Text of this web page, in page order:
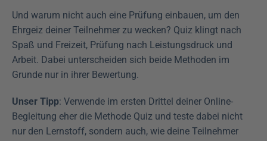
Und warum nicht auch eine Prüfung einbauen, um den
Ehrgeiz deiner Teilnehmer zu wecken? Quiz klingt nach
Spaß und Freizeit, Prüfung nach Leistungsdruck und
Arbeit. Dabei unterscheiden sich beide Methoden im
Grunde nur in ihrer Bewertung.
Unser Tipp: Verwende im ersten Drittel deiner Online-
Begleitung eher die Methode Quiz und teste dabei nicht
nur den Lernstoff, sondern auch, wie deine Teilnehmer